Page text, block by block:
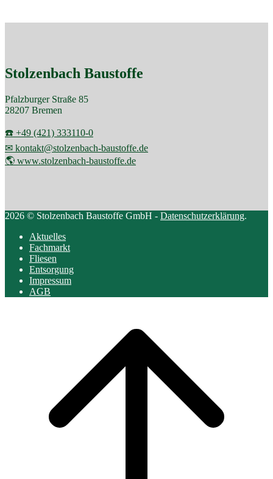
Stolzenbach Baustoffe
Pfalzburger Straße 85
28207 Bremen
☎️ +49 (421) 333110-0
✉ kontakt@stolzenbach-baustoffe.de
🌎 www.stolzenbach-baustoffe.de
2026 © Stolzenbach Baustoffe GmbH - Datenschutzerklärung.
Aktuelles
Fachmarkt
Fliesen
Entsorgung
Impressum
AGB